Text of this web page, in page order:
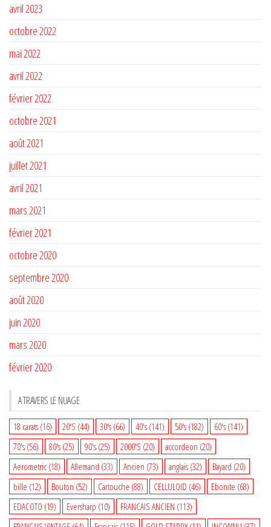
avril 2023
octobre 2022
mai 2022
avril 2022
février 2022
octobre 2021
août 2021
juillet 2021
avril 2021
mars 2021
février 2021
octobre 2020
septembre 2020
août 2020
juin 2020
mars 2020
février 2020
A TRAVERS LE NUAGE
18 carats (16) 20'S (44) 30's (66) 40's (141) 50's (182) 60's (141)
70's (56) 80's (25) 90's (25) 2000'S (20) accordeon (20)
Aerometric (18) Allemand (33) Ancien (73) anglais (32) Bayard (20)
bille (12) Bouton (52) Cartouche (88) CELLULOID (46) Ebonite (68)
EDACOTO (19) Eversharp (10) FRANCAIS ANCIEN (113)